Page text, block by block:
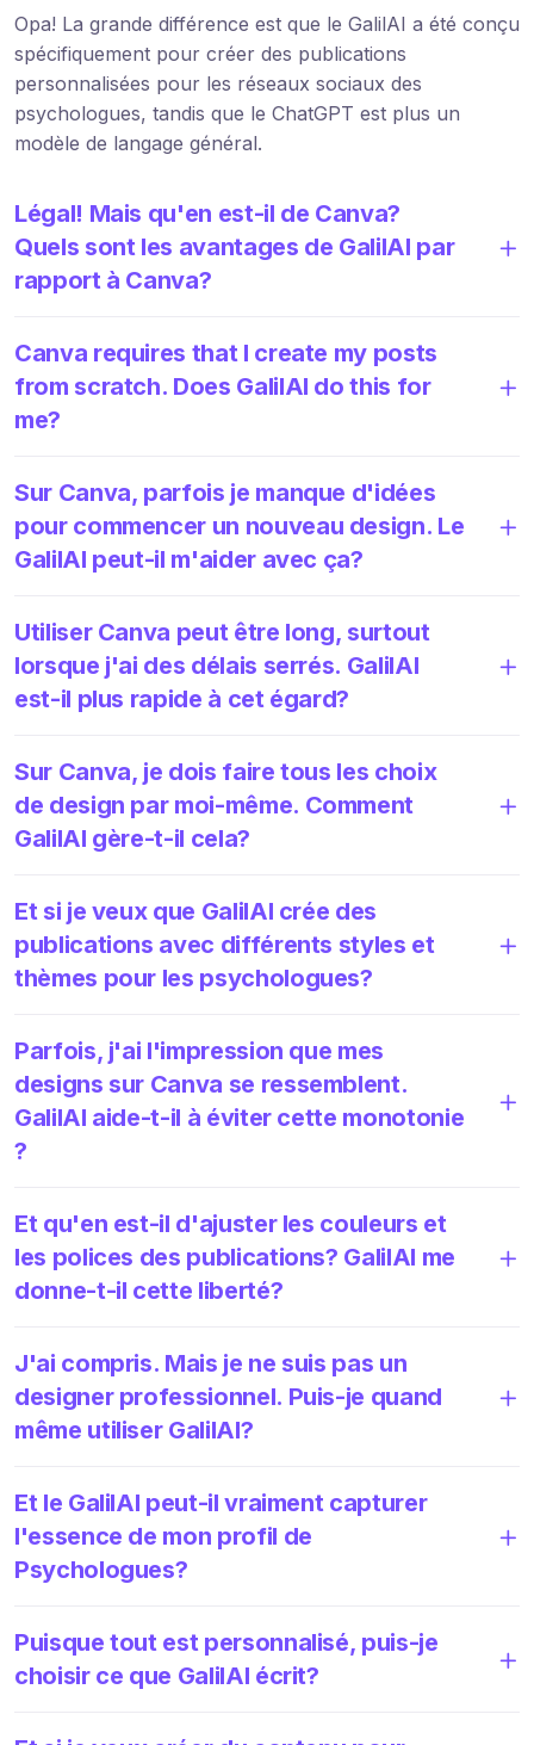
Opa! La grande différence est que le GalilAI a été conçu
spécifiquement pour créer des publications
personnalisées pour les réseaux sociaux des
psychologues, tandis que le ChatGPT est plus un
modèle de langage général.
Légal! Mais qu'en est-il de Canva?
Quels sont les avantages de GalilAI par
rapport à Canva?
Canva requires that I create my posts
from scratch. Does GalilAI do this for
me?
Sur Canva, parfois je manque d'idées
pour commencer un nouveau design. Le
GalilAI peut-il m'aider avec ça?
Utiliser Canva peut être long, surtout
lorsque j'ai des délais serrés. GalilAI
est-il plus rapide à cet égard?
Sur Canva, je dois faire tous les choix
de design par moi-même. Comment
GalilAI gère-t-il cela?
Et si je veux que GalilAI crée des
publications avec différents styles et
thèmes pour les psychologues?
Parfois, j'ai l'impression que mes
designs sur Canva se ressemblent.
GalilAI aide-t-il à éviter cette monotonie
?
Et qu'en est-il d'ajuster les couleurs et
les polices des publications? GalilAI me
donne-t-il cette liberté?
J'ai compris. Mais je ne suis pas un
designer professionnel. Puis-je quand
même utiliser GalilAI?
Et le GalilAI peut-il vraiment capturer
l'essence de mon profil de
Psychologues?
Puisque tout est personnalisé, puis-je
choisir ce que GalilAI écrit?